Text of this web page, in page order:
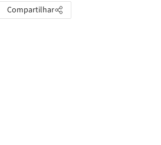
Compartilhar